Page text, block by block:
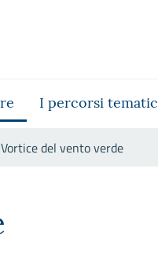
I percorsi
del vento verde